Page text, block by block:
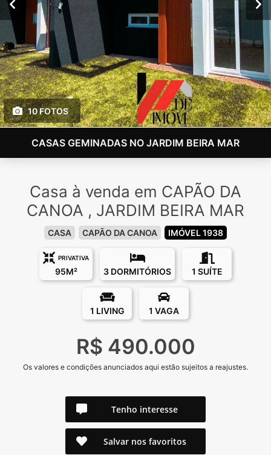
10 FOTOS
CASAS GEMINADAS NO JARDIM BEIRA MAR
Casa à venda em CAPÃO DA
CANOA , JARDIM BEIRA MAR
CASA CAPÃO DA CANOA IMÓVEL 1938
PRIVATIVA
95M² 3 DORMITÓRIOS 1 SUÍTE
1 LIVING 1 VAGA
R$ 490.000
Os valores e condições anunciados aqui estão sujeitos a reajustes.
Tenho interesse
Salvar nos favoritos